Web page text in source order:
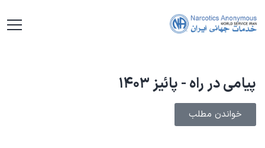
پیامی در راه - پائیز ۱۴۰۳
خواندن مطلب